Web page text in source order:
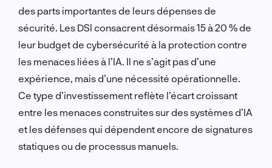
des parts importantes de leurs dépenses de
sécurité. Les DSI consacrent désormais 15 à 20 % de
leur budget de cybersécurité à la protection contre
les menaces liées à l’IA. Il ne s’agit pas d’une
expérience, mais d’une nécessité opérationnelle.
Ce type d’investissement reflète l’écart croissant
entre les menaces construites sur des systèmes d’IA
et les défenses qui dépendent encore de signatures
statiques ou de processus manuels.